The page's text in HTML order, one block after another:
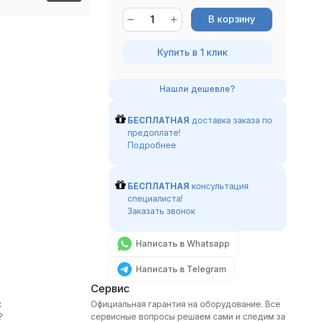
В корзину
Купить в 1 клик
БЕСПЛАТНАЯ доставка заказа по
предоплате!
Подробнее
БЕСПЛАТНАЯ консультация
специалиста!
Заказать звонок
Написать в Whatsapp
Написать в Telegram
Сервис
Официальная гарантия на оборудование. Все
сервисные вопросы решаем сами и следим за